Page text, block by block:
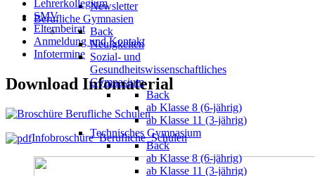
Newsletter
Berufliche Gymnasien
Back
Neuigkeiten
Sozial- und
Gesundheitswissenschaftliches
Gymnasium
Back
ab Klasse 8 (6-jährig)
ab Klasse 11 (3-jährig)
Technisches Gymnasium
Back
ab Klasse 8 (6-jährig)
ab Klasse 11 (3-jährig)
Lehrerkollegium
SMV
Elternbeirat
Anmeldung und Kontakt
Infotermine
Download Infomaterial
Infobroschüre_Berufliche_Schulen